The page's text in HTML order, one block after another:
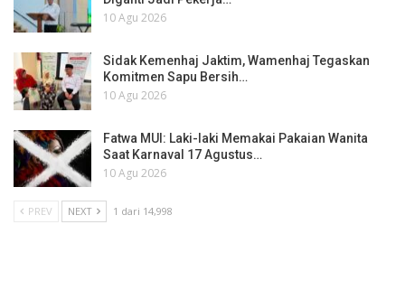
10 Agu 2026
Sidak Kemenhaj Jaktim, Wamenhaj Tegaskan
Komitmen Sapu Bersih…
10 Agu 2026
Fatwa MUI: Laki-laki Memakai Pakaian Wanita
Saat Karnaval 17 Agustus…
10 Agu 2026
PREV NEXT 1 dari 14,998